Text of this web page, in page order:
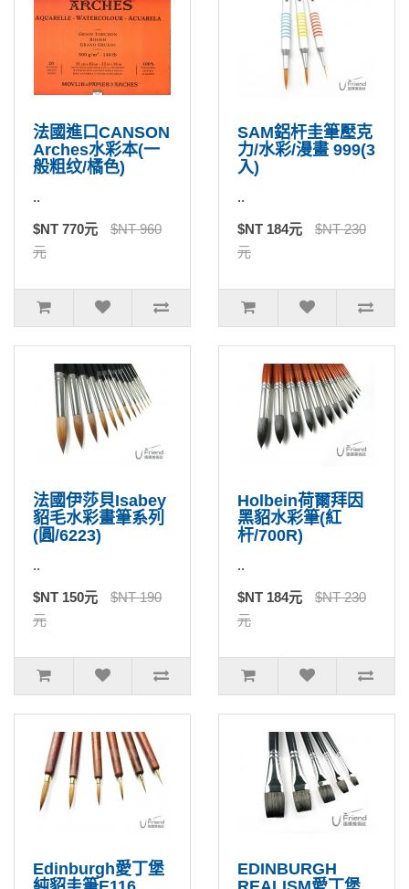
法國進口CANSON
Arches水彩本(一
般粗纹/橘色)
..
$NT 770元
$NT 960
元
SAM鋁杆圭筆壓克
力/水彩/漫畫 999(3
入)
..
$NT 184元
$NT 230
元
法國伊莎貝Isabey
貂毛水彩畫筆系列
(圓/6223)
..
$NT 150元
$NT 190
元
Holbein荷爾拜因
黑貂水彩筆(紅
杆/700R)
..
$NT 184元
$NT 230
元
Edinburgh愛丁堡
EDINBURGH